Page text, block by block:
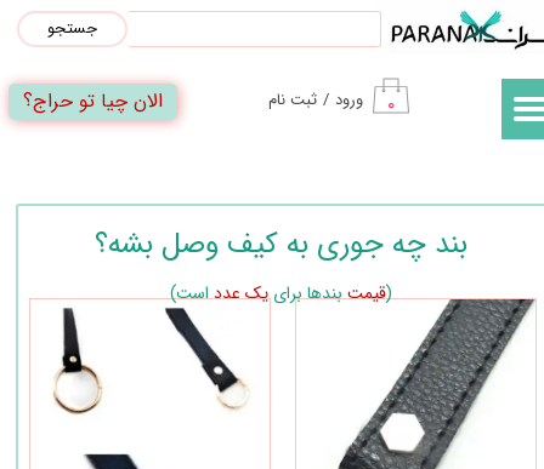
۰ ورود / ثبت نام
حساب کاربری من
تغییر گذر واژه
خروج از حساب کاربری
جستجو
الان چیا تو حراج؟
بند چه جوری به کیف وصل بشه؟
(قیمتبندها براییک عدداست)